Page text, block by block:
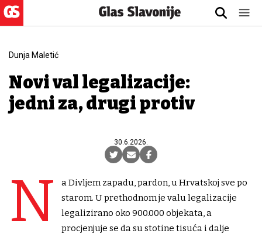
Dunja Maletić
Novi val legalizacije:
jedni za, drugi protiv
30.6.2026.
N
a Divljem zapadu, pardon, u Hrvatskoj sve po
starom. U prethodnom je valu legalizacije
legalizirano oko 900.000 objekata, a
procjenjuje se da su stotine tisuća i dalje